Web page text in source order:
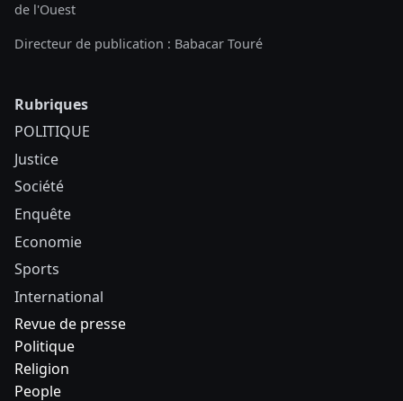
de l'Ouest
Directeur de publication : Babacar Touré
Rubriques
POLITIQUE
Justice
Société
Enquête
Economie
Sports
International
Revue de presse
Politique
Religion
People